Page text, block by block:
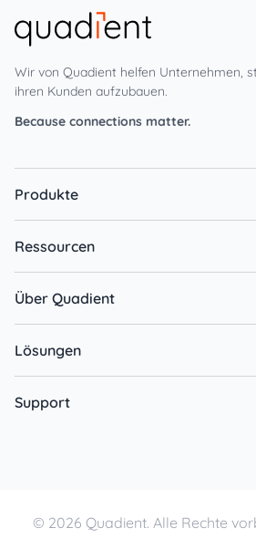
Wir von Quadient helfen Unternehmen,
ihren Kunden aufzubauen.
Because connections matter.
Produkte
Ressourcen
Über Quadient
Lösungen
Support
© 2026 Quadient. Alle Rechte